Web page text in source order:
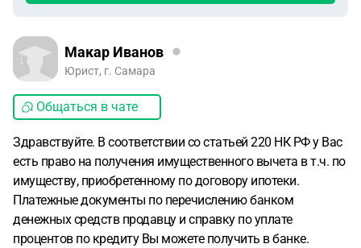
Макар Иванов
Юрист, г. Самара
Общаться в чате
Здравствуйте. В соответствии со статьей 220 НК РФ у Вас
есть право на получения имущественного вычета в т.ч. по
имуществу, приобретенному по договору ипотеки.
Платежные документы по перечислению банком
денежных средств продавцу и справку по уплате
процентов по кредиту Вы можете получить в банке.